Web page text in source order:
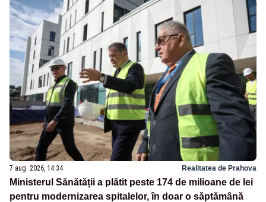
7 aug. 2026, 14:34 Realitatea de Prahova
Ministerul Sănătății a plătit peste 174 de milioane de lei
pentru modernizarea spitalelor, în doar o săptămână